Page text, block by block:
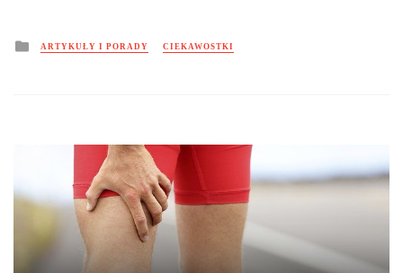
Posted
in
ARTYKUŁY I PORADY CIEKAWOSTKI